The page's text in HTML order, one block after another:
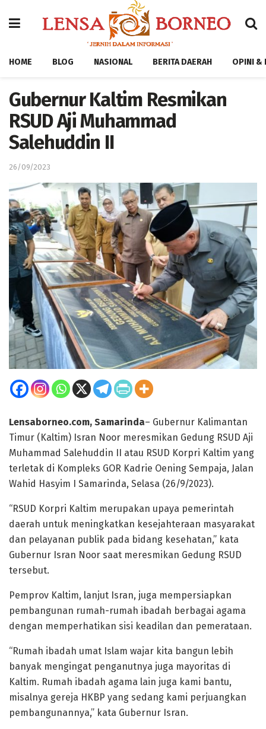
HOME BLOG NASIONAL BERITA DAERAH OPINI &
Gubernur Kaltim Resmikan
RSUD Aji Muhammad
Salehuddin II
26/09/2023
Lensaborneo.com, Samarinda– Gubernur Kalimantan
Timur (Kaltim) Isran Noor meresmikan Gedung RSUD Aji
Muhammad Salehuddin II atau RSUD Korpri Kaltim yang
terletak di Kompleks GOR Kadrie Oening Sempaja, Jalan
Wahid Hasyim I Samarinda, Selasa (26/9/2023).
“RSUD Korpri Kaltim merupakan upaya pemerintah
daerah untuk meningkatkan kesejahteraan masyarakat
dan pelayanan publik pada bidang kesehatan,” kata
Gubernur Isran Noor saat meresmikan Gedung RSUD
tersebut.
Pemprov Kaltim, lanjut Isran, juga mempersiapkan
pembangunan rumah-rumah ibadah berbagai agama
dengan memperhatikan sisi keadilan dan pemerataan.
“Rumah ibadah umat Islam wajar kita bangun lebih
banyak mengingat penganutnya juga mayoritas di
Kaltim. Rumah ibadah agama lain juga kami bantu,
misalnya gereja HKBP yang sedang kami perjuangkan
pembangunannya,” kata Gubernur Isran.